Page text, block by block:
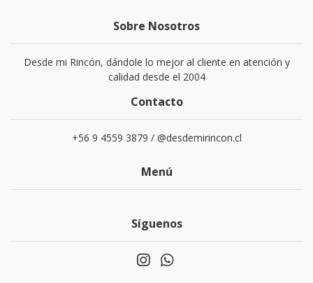
Sobre Nosotros
Desde mi Rincón, dándole lo mejor al cliente en atención y
calidad desde el 2004
Contacto
+56 9 4559 3879 / @desdemirincon.cl
Menú
Síguenos